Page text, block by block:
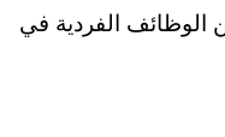
الوظائف الفردية في